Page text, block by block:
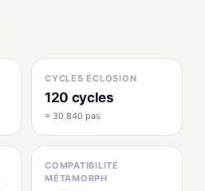
CYCLES ÉCLOSION
120 cycles
≈ 30 840 pas
COMPATIBILITÉ
MÉTAMORPH